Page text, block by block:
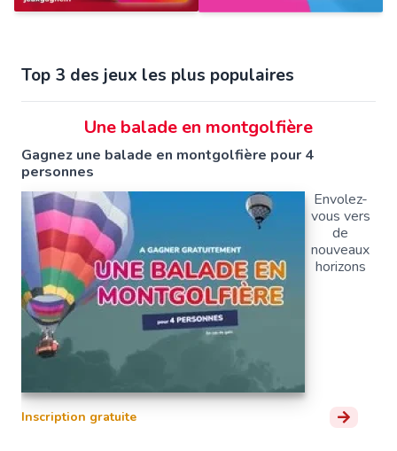
Top 3 des jeux les plus populaires
Une balade en montgolfière
Gagnez une balade en montgolfière pour 4
personnes
Envolez-
vous vers
de
nouveaux
horizons
Inscription gratuite